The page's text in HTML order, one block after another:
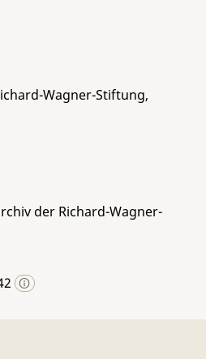
Wagner-Stiftung,
der Richard-Wagner-